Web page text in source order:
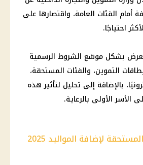
أمام الفئات العامة، واقتصارها على
احتياجًا.
بشكل موسّع الشروط الرسمية
التموين، والفئات المستحقة،
بالإضافة إلى تحليل لتأثير هذه
الأسر الأولى بالرعاية.
لإضافة المواليد 2025